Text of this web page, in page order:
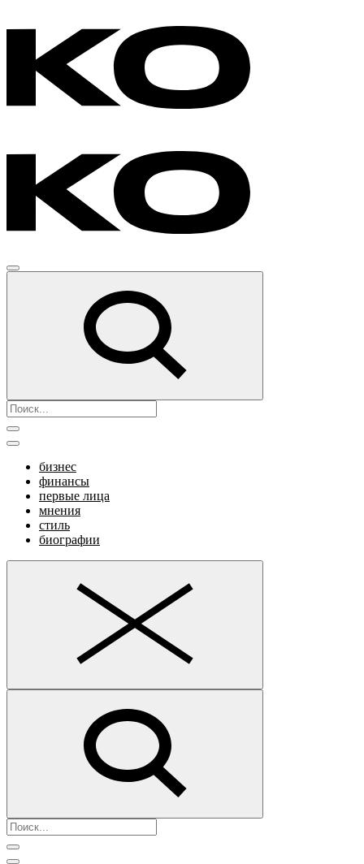
бизнес
финансы
первые лица
мнения
стиль
биографии